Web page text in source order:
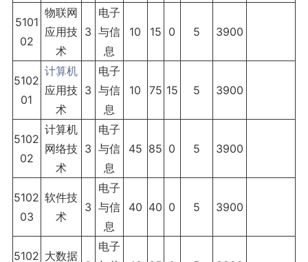
5101
02
物联网
应用技
术
3
电子
与信
息
10 15 0 5 3900
5102
01
计算机
应用技
术
3
电子
与信
息
10 75 15 5 3900
5102
02
计算机
网络技
术
3
电子
与信
息
45 85 0 5 3900
5102
03
软件技
术
3
电子
与信
息
40 40 0 5 3900
5102 大数据
电子